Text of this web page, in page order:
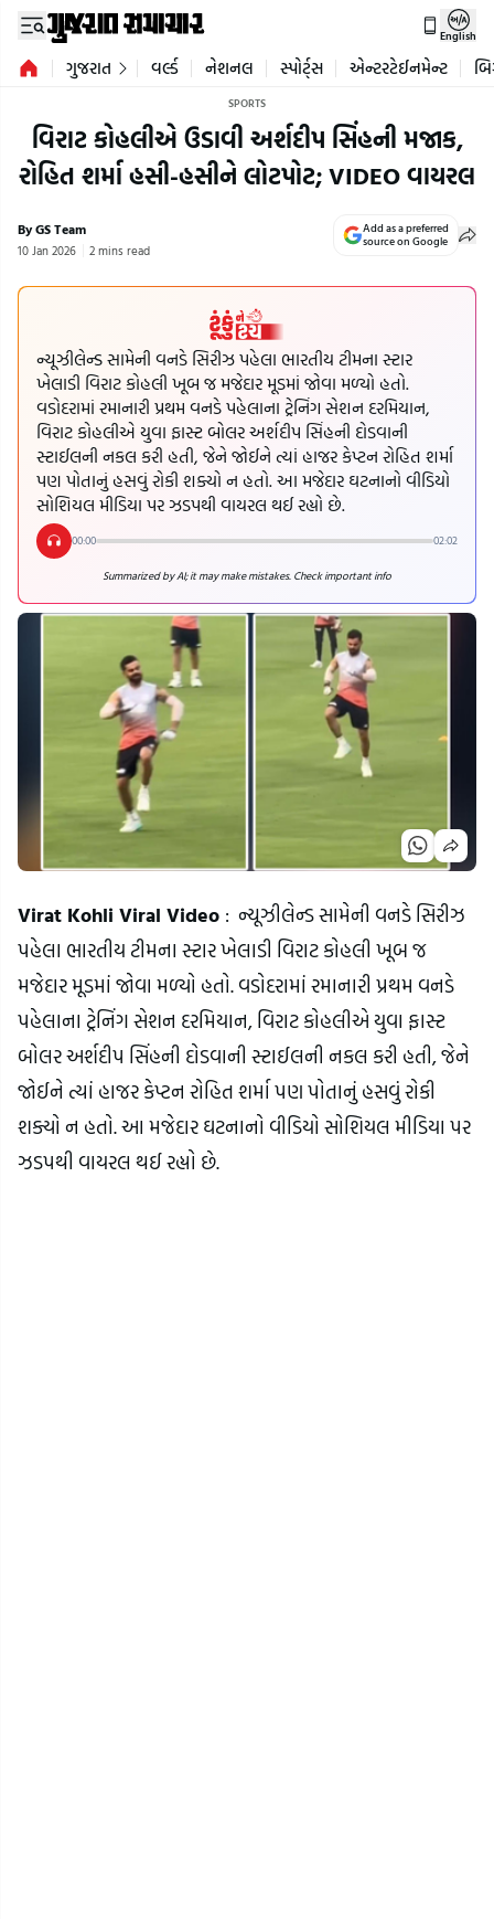
English
ગુજરાત વર્લ્ડ નેશનલ સ્પોર્ટ્સ એન્ટરટેઈનમેન્ટ
SPORTS
વિરાટ કોહલીએ ઉડાવી અર્શદીપ સિંહની મજાક,
રોહિત શર્મા હસી-હસીને લોટપોટ; VIDEO વાયરલ
By GS Team
10 Jan 2026 2 mins read
Add as a preferred
source on Google
ન્યૂઝીલેન્ડ સામેની વનડે સિરીઝ પહેલા ભારતીય ટીમના સ્ટાર
ખેલાડી વિરાટ કોહલી ખૂબ જ મજેદાર મૂડમાં જોવા મળ્યો હતો.
વડોદરામાં રમાનારી પ્રથમ વનડે પહેલાના ટ્રેનિંગ સેશન દરમિયાન,
વિરાટ કોહલીએ યુવા ફાસ્ટ બોલર અર્શદીપ સિંહની દોડવાની
સ્ટાઈલની નકલ કરી હતી, જેને જોઈને ત્યાં હાજર કેપ્ટન રોહિત શર્મા
પણ પોતાનું હસવું રોકી શક્યો ન હતો. આ મજેદાર ઘટનાનો વીડિયો
સોશિયલ મીડિયા પર ઝડપથી વાયરલ થઈ રહ્યો છે.
00:00 02:02
Summarized by AI; it may make mistakes. Check important info
Virat Kohli Viral Video : ન્યૂઝીલેન્ડ સામેની વનડે સિરીઝ
પહેલા ભારતીય ટીમના સ્ટાર ખેલાડી વિરાટ કોહલી ખૂબ જ
મજેદાર મૂડમાં જોવા મળ્યો હતો. વડોદરામાં રમાનારી પ્રથમ વનડે
પહેલાના ટ્રેનિંગ સેશન દરમિયાન, વિરાટ કોહલીએ યુવા ફાસ્ટ
બોલર અર્શદીપ સિંહની દોડવાની સ્ટાઈલની નકલ કરી હતી, જેને
જોઈને ત્યાં હાજર કેપ્ટન રોહિત શર્મા પણ પોતાનું હસવું રોકી
શક્યો ન હતો. આ મજેદાર ઘટનાનો વીડિયો સોશિયલ મીડિયા પર
ઝડપથી વાયરલ થઈ રહ્યો છે.